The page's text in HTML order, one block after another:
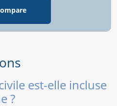
est-elle incluse
?